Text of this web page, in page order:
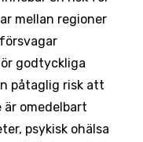
mellan regioner
godtyckliga
påtaglig risk att
omedelbart
psykisk ohälsa